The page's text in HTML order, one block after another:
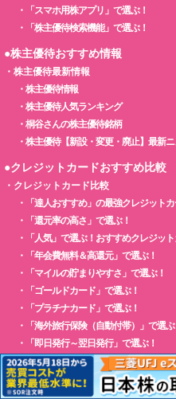
・
「スマホ用株アプリ」で選ぶ！
・
「株主優待検索機能」で選ぶ！
●株主優待おすすめ情報
・ 株主優待最新情報
・ 株主優待情報
・ 株主優待人気ランキング
・ 桐谷さんの株主優待銘柄
・ 株主優待【新設・変更・廃止】最新
●クレジットカードおすすめ比較
・ クレジットカード比較
・
「達人おすすめ」の最強クレジットカ
・
「還元率の高さ」で選ぶ！
・
「人気」で選ぶ！おすすめクレジッ
・
「年会費無料＆高還元」で選ぶ！
・
「マイルの貯まりやすさ」で選ぶ！
・
「ゴールドカード」で選ぶ！
・
「プラチナカード」で選ぶ！
・
「海外旅行保険（自動付帯）」で選ぶ
・
「即日発行～翌日発行」で選ぶ！
・「ETCカード」で選ぶ！
・アメリカン・エキスプレスおすすめ
・クレジットカード活用術